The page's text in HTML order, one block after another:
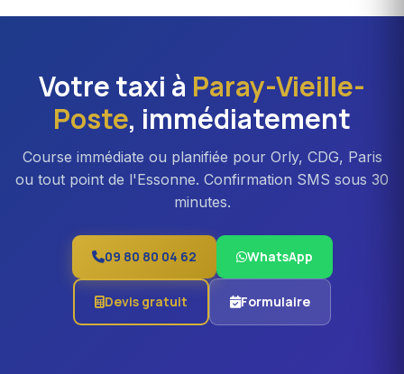
pour familles, équipes professionnelles ou transferts
Votre taxi à Paray-Vieille-
Poste, immédiatement
Course immédiate ou planifiée pour Orly, CDG, Paris
ou tout point de l'Essonne. Confirmation SMS sous 30
minutes.
09 80 80 04 62 WhatsApp
Devis gratuit Formulaire